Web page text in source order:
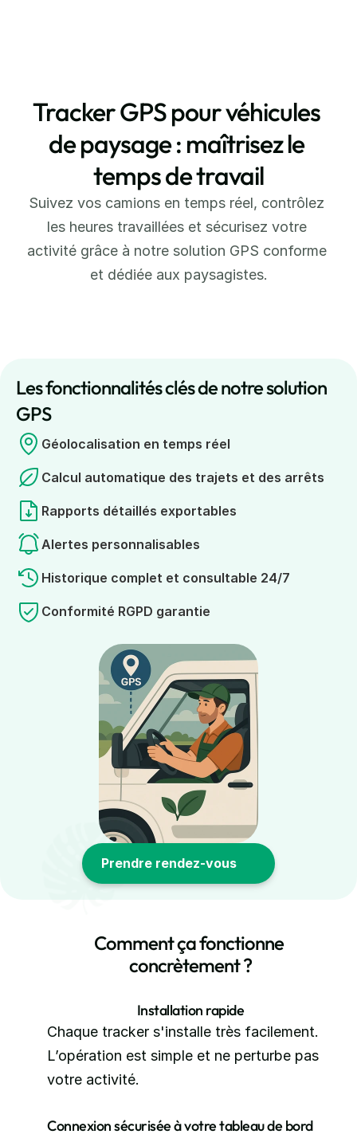
Tracker GPS pour véhicules
de paysage : maîtrisez le
temps de travail
Suivez vos camions en temps réel, contrôlez
les heures travaillées et sécurisez votre
activité grâce à notre solution GPS conforme
et dédiée aux paysagistes.
Les fonctionnalités clés de notre solution
GPS
Géolocalisation en temps réel
Calcul automatique des trajets et des arrêts
Rapports détaillés exportables
Alertes personnalisables
Historique complet et consultable 24/7
Conformité RGPD garantie
Prendre rendez-vous
Comment ça fonctionne
concrètement ?
Installation rapide
Chaque tracker s'installe très facilement.
L’opération est simple et ne perturbe pas
votre activité.
Connexion sécurisée à votre tableau de bord